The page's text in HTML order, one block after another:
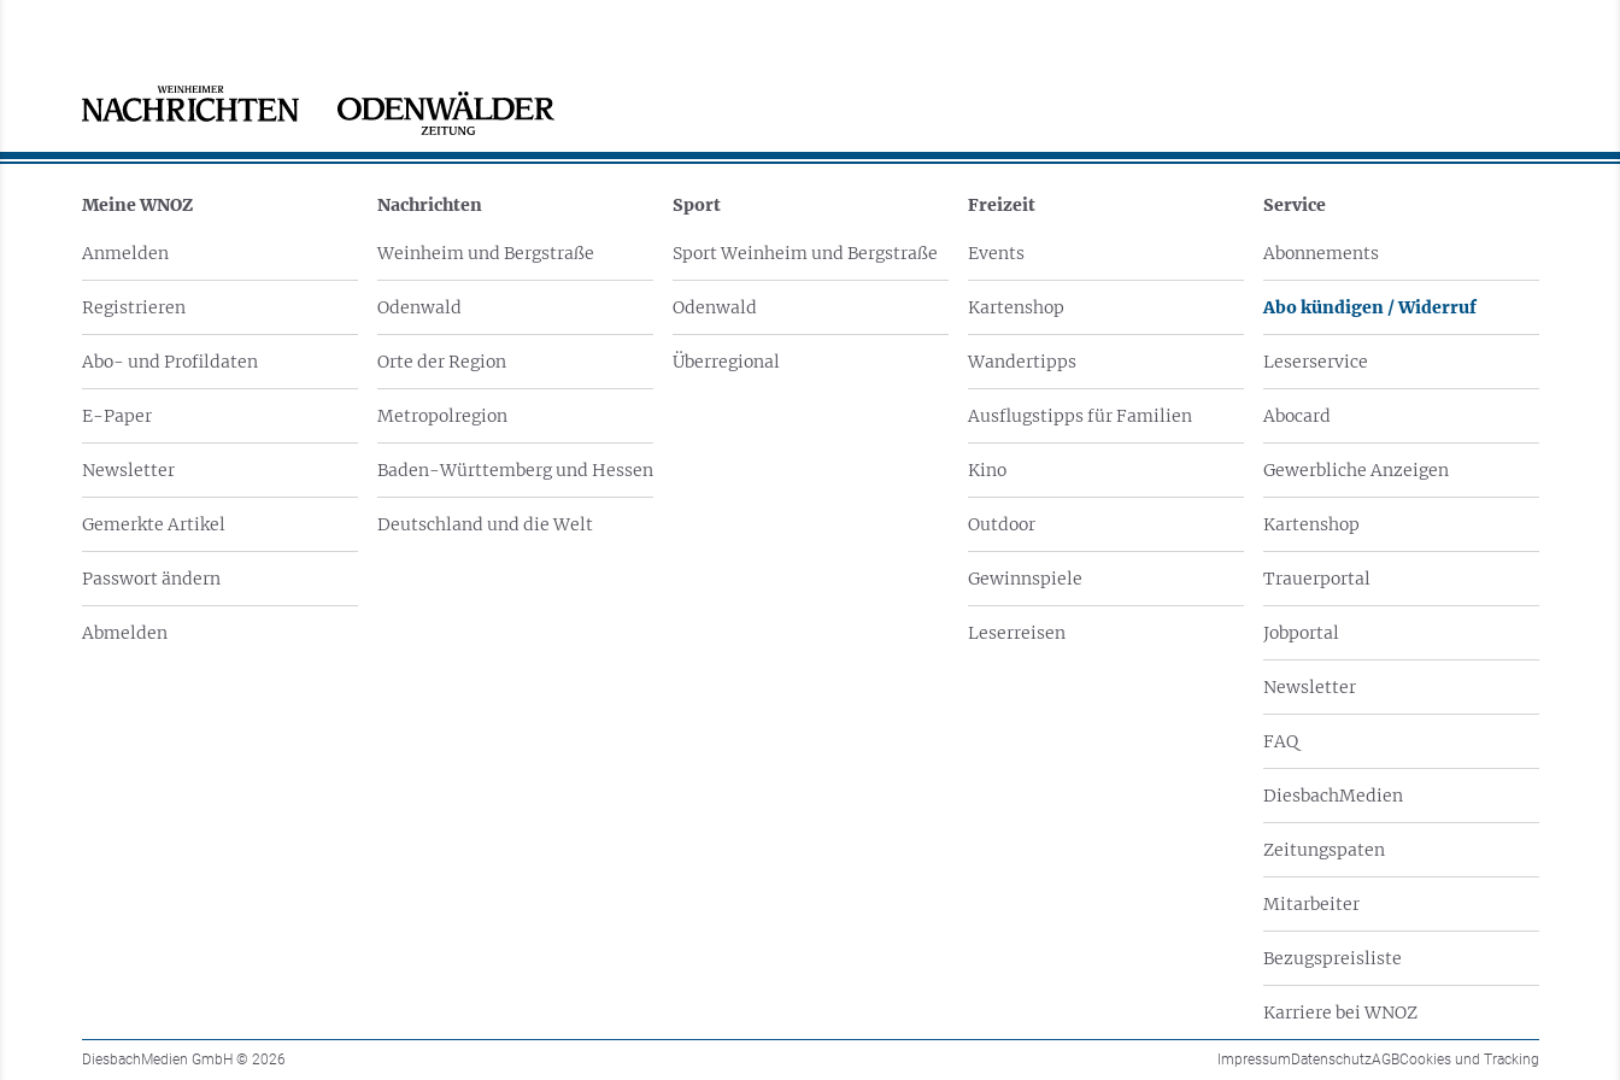
Meine WNOZ
Anmelden
Registrieren
Abo- und Profildaten
E-Paper
Newsletter
Gemerkte Artikel
Passwort ändern
Abmelden
Nachrichten
Weinheim und Bergstraße
Odenwald
Orte der Region
Metropolregion
Baden-Württemberg und Hessen
Deutschland und die Welt
Sport
Sport Weinheim und Bergstraße
Odenwald
Überregional
Freizeit
Events
Kartenshop
Wandertipps
Ausflugstipps für Familien
Kino
Outdoor
Gewinnspiele
Leserreisen
Service
Abonnements
Abo kündigen / Widerruf
Leserservice
Abocard
Gewerbliche Anzeigen
Kartenshop
Trauerportal
Jobportal
Newsletter
FAQ
DiesbachMedien
Zeitungspaten
Mitarbeiter
Bezugspreisliste
Karriere bei WNOZ
DiesbachMedien GmbH © 2026 ImpressumDatenschutzAGBCookies und Tracking